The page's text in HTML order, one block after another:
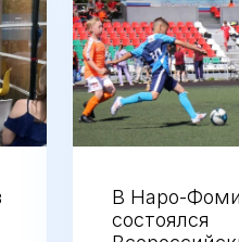
В Наро-
состоялся